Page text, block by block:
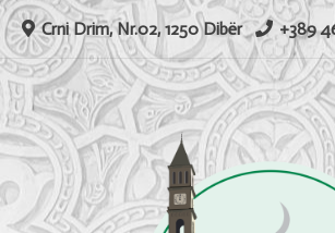
Skip
to
content
Crni Drim, Nr.02, 1250 Dibër +389